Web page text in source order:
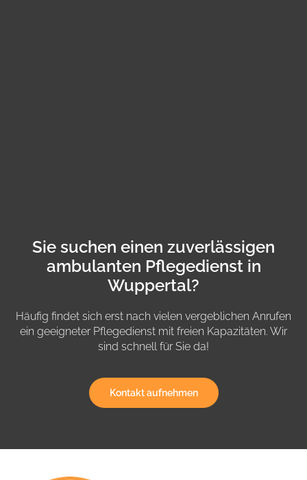
Sie suchen einen zuverlässigen
ambulanten Pflegedienst in
Wuppertal?
Häufig findet sich erst nach vielen vergeblichen Anrufen
ein geeigneter Pflegedienst mit freien Kapazitäten. Wir
sind schnell für Sie da!
Kontakt aufnehmen